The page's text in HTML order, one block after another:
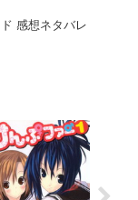
感想ネタバレ